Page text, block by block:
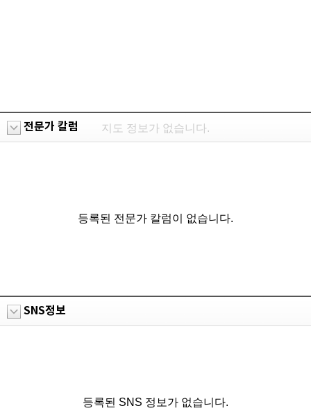
지도 정보가 없습니다.
전문가 칼럼
등록된 전문가 칼럼이 없습니다.
SNS정보
등록된 SNS 정보가 없습니다.